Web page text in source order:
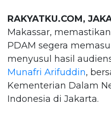
RAKYATKU.COM,
Makassar,
PDAM segera
menyusul hasil
Munafri Arifuddin,
Kementerian Dalam
Indonesia di Jakarta.